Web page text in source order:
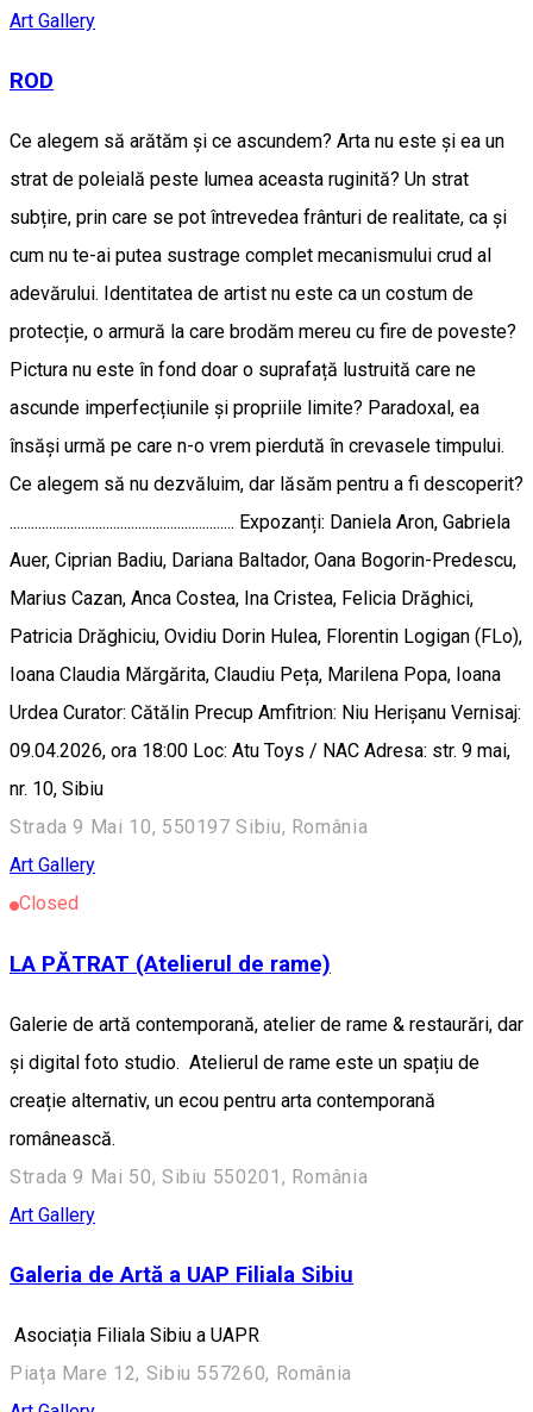
Art Gallery
ROD
Ce alegem să arătăm și ce ascundem? Arta nu este și ea un
strat de poleială peste lumea aceasta ruginită? Un strat
subțire, prin care se pot întrevedea frânturi de realitate, ca și
cum nu te-ai putea sustrage complet mecanismului crud al
adevărului. Identitatea de artist nu este ca un costum de
protecție, o armură la care brodăm mereu cu fire de poveste?
Pictura nu este în fond doar o suprafață lustruită care ne
ascunde imperfecțiunile și propriile limite? Paradoxal, ea
însăși urmă pe care n-o vrem pierdută în crevasele timpului.
Ce alegem să nu dezvăluim, dar lăsăm pentru a fi descoperit?
............................................................... Expozanți: Daniela Aron, Gabriela
Auer, Ciprian Badiu, Dariana Baltador, Oana Bogorin-Predescu,
Marius Cazan, Anca Costea, Ina Cristea, Felicia Drăghici,
Patricia Drăghiciu, Ovidiu Dorin Hulea, Florentin Logigan (FLo),
Ioana Claudia Mărgărita, Claudiu Peța, Marilena Popa, Ioana
Urdea Curator: Cătălin Precup Amfitrion: Niu Herișanu Vernisaj:
09.04.2026, ora 18:00 Loc: Atu Toys / NAC Adresa: str. 9 mai,
nr. 10, Sibiu
Strada 9 Mai 10, 550197 Sibiu, România
Art Gallery
Closed
LA PĂTRAT (Atelierul de rame)
Galerie de artă contemporană, atelier de rame & restaurări, dar
și digital foto studio. Atelierul de rame este un spațiu de
creație alternativ, un ecou pentru arta contemporană
românească.
Strada 9 Mai 50, Sibiu 550201, România
Art Gallery
Galeria de Artă a UAP Filiala Sibiu
Asociația Filiala Sibiu a UAPR
Piața Mare 12, Sibiu 557260, România